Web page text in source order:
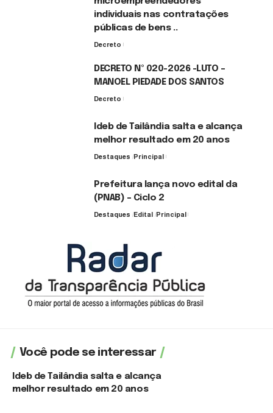
individuais nas contratações
públicas de bens ..
Decreto
DECRETO Nº 020-2026 -LUTO –
MANOEL PIEDADE DOS SANTOS
Decreto
Ideb de Tailândia salta e alcança
melhor resultado em 20 anos
Destaques Principal
Prefeitura lança novo edital da
(PNAB) – Ciclo 2
Destaques Edital Principal
Você pode se interessar
Ideb de Tailândia salta e alcança
melhor resultado em 20 anos